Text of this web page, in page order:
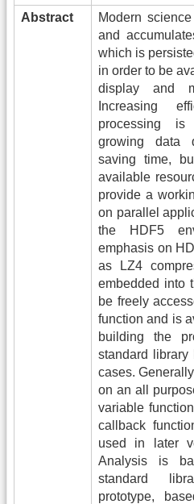
Abstract
Modern
and
which is
in order to be
display and
Increasing
processing
growing data
saving time,
available
provide a
on parallel
the HDF5
emphasis on
as LZ4
embedded into
be freely
function and is
building the
standard library
cases.
on an all
variable
callback
used in later
Analysis is
standard
prototype,